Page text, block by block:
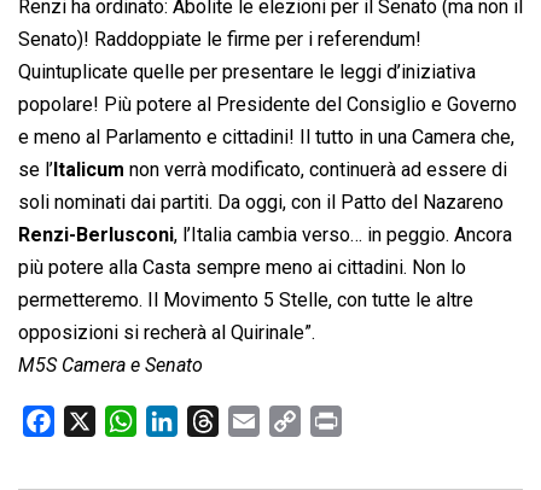
Renzi ha ordinato: Abolite le elezioni per il Senato (ma non il
Senato)! Raddoppiate le firme per i referendum!
Quintuplicate quelle per presentare le leggi d’iniziativa
popolare! Più potere al Presidente del Consiglio e Governo
e meno al Parlamento e cittadini! Il tutto in una Camera che,
se l’ Italicum non verrà modificato, continuerà ad essere di
soli nominati dai partiti. Da oggi, con il Patto del Nazareno
Renzi-Berlusconi, l’Italia cambia verso… in peggio. Ancora
più potere alla Casta sempre meno ai cittadini. Non lo
permetteremo. Il Movimento 5 Stelle, con tutte le altre
opposizioni si recherà al Quirinale”.
M5S Camera e Senato
c
W
a
n
r
a
p
i